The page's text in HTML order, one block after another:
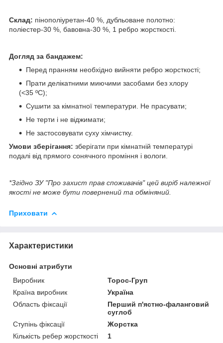
Склад: пінополіуретан-40 %, дубльоване полотно:
поліестер-30 %, бавовна-30 %, 1 ребро жорсткості.
Догляд за бандажем:
Перед пранням необхідно вийняти ребро жорсткості;
Прати делікатними миючими засобами без хлору
(<35 ºС);
Сушити за кімнатної температури. Не прасувати;
Не терти і не віджимати;
Не застосовувати суху хімчистку.
Умови зберігання: зберігати при кімнатній температурі
подалі від прямого сонячного проміння і вологи.
*Згідно ЗУ "Про захист прав споживачів" цей виріб належної
якості не може бути повернений та обміняний.
Приховати
Характеристики
Основні атрибути
Виробник
Торос-Груп
Країна виробник
Україна
Область фіксації
Перший п'ястно-фаланговий
суглоб
Ступінь фіксації
Жорстка
Кількість ребер жорсткості
1